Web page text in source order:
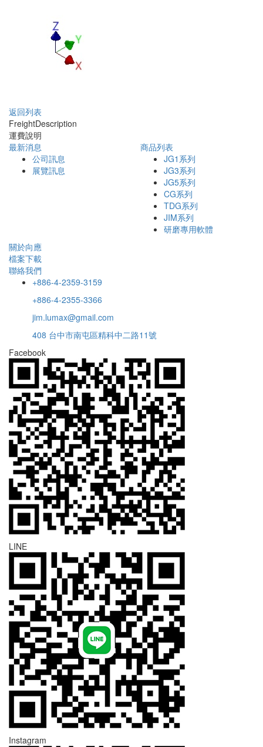
返回列表
FreightDescription
運費說明
最新消息
公司訊息
展覽訊息
商品列表
JG1系列
JG3系列
JG5系列
CG系列
TDG系列
JIM系列
研磨專用軟體
關於向應
檔案下載
聯絡我們
+886-4-2359-3159
+886-4-2355-3366
jim.lumax@gmail.com
408 台中市南屯區精科中二路11號
Facebook
LINE
Instagram